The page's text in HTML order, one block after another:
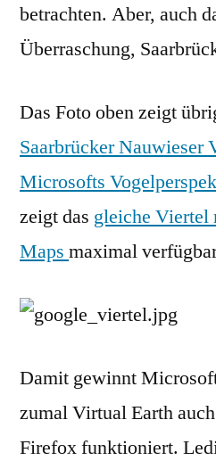
betrachten. Aber, auch
Überraschung,
Das Foto oben zeigt
Saarbrücker Nauwieser
Microsofts
zeigt das gleiche Viertel
Maps maximal
Damit gewinnt
zumal Virtual Earth
Firefox funktioniert.